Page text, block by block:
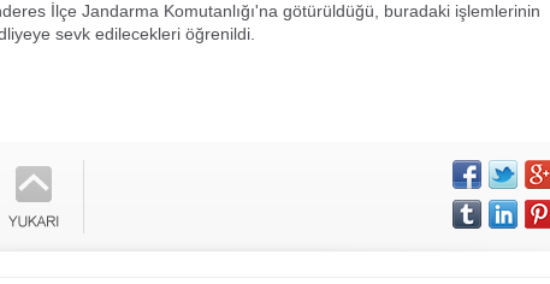
İlçe Jandarma Komutanlığı'na götürüldüğü, buradaki işlemlerinin
sevk edilecekleri öğrenildi.